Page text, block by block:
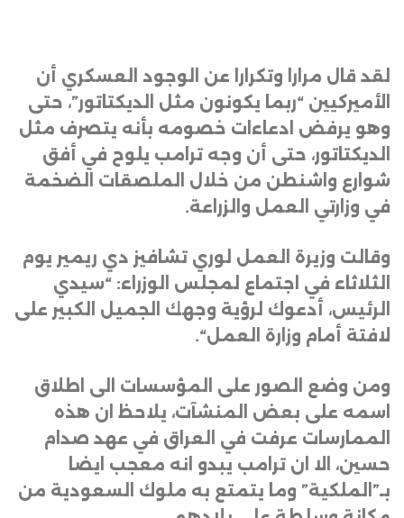
لقد قال مرارا وتكرارا عن الوجود العسكري أن
الأميركيين “ربما يكونون مثل الديكتاتور”، حتى
وهو يرفض ادعاءات خصومه بأنه يتصرف مثل
الديكتاتور، حتى أن وجه ترامب يلوح في أفق
شوارع واشنطن من خلال الملصقات الضخمة
في وزارتي العمل والزراعة.
وقالت وزيرة العمل لوري تشافيز دي ريمير يوم
الثلاثاء في اجتماع لمجلس الوزراء: “سيدي
الرئيس، أدعوك لرؤية وجهك الجميل الكبير على
لافتة أمام وزارة العمل“.
ومن وضع الصور على المؤسسات الى اطلاق
اسمه على بعض المنشآت، يلاحظ ان هذه
الممارسات عرفت في العراق في عهد صدام
حسين، الا ان ترامب يبدو انه معجب ايضا
بـ”الملكية” وما يتمتع به ملوك السعودية من